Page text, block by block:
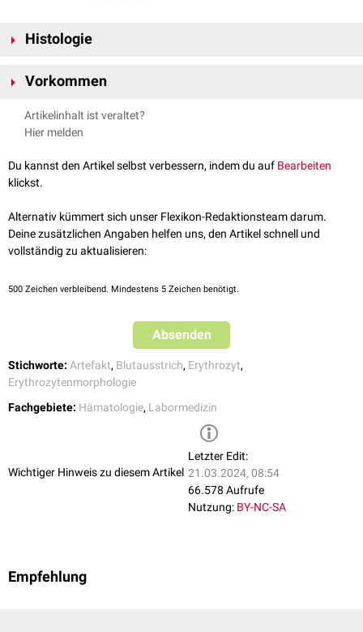
Histologie
kurze Ausziehungen, die wie ein Muster über die Zelloberfläche verteilt
Vorkommen
Echinozyten treten vor allem labordiagnostisch in
oder getrockneten Präparaten als
Artikelinhalt ist veraltet?
Hier melden
Du kannst den Artikel selbst verbessern, indem du auf Bearbeiten
klickst.
Alternativ kümmert sich unser Flexikon-Redaktionsteam darum.
Deine zusätzlichen Angaben helfen uns, den Artikel schnell und
vollständig zu aktualisieren:
500 Zeichen verbleibend. Mindestens 5 Zeichen benötigt.
Absenden
Stichworte: Artefakt, Blutausstrich, Erythrozyt,
Erythrozytenmorphologie
Fachgebiete: Hämatologie, Labormedizin
Wichtiger Hinweis zu diesem Artikel
Letzter Edit:
21.03.2024, 08:54
66.578 Aufrufe
Nutzung: BY-NC-SA
Empfehlung